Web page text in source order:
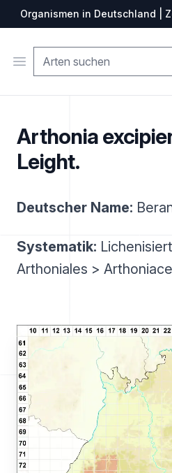
Organismen in Deutschland |
Open menu
Arthonia
Leight.
Deutscher Name:
Systematik:
Arthoniales >